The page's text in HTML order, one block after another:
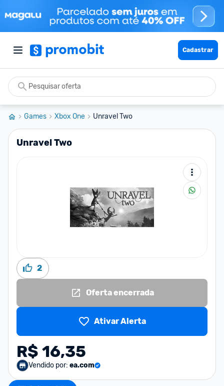
Cadastrar
Games Xbox One Unravel Two
Unravel Two
2
Oferta encerrada
Ativar Alerta
R$ 16,35
Vendido por: ea.com